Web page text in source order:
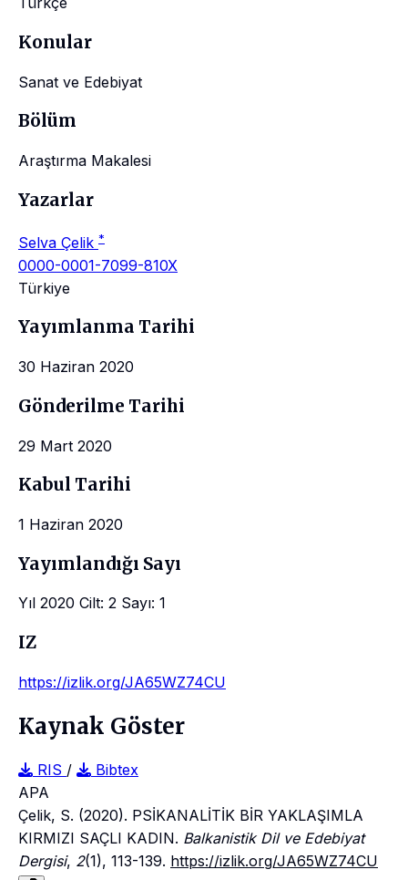
Konular
Sanat ve Edebiyat
Bölüm
Araştırma Makalesi
Yazarlar
Selva Çelik *
0000-0001-7099-810X
Türkiye
Yayımlanma Tarihi
30 Haziran 2020
Gönderilme Tarihi
29 Mart 2020
Kabul Tarihi
1 Haziran 2020
Yayımlandığı Sayı
Yıl 2020 Cilt: 2 Sayı: 1
IZ
https://izlik.org/JA65WZ74CU
Kaynak Göster
RIS /
Bibtex
APA
Çelik, S. (2020). PSİKANALİTİK BİR YAKLAŞIMLA
KIRMIZI SAÇLI KADIN. Balkanistik Dil ve Edebiyat
Dergisi, 2(1), 113-139. https://izlik.org/JA65WZ74CU